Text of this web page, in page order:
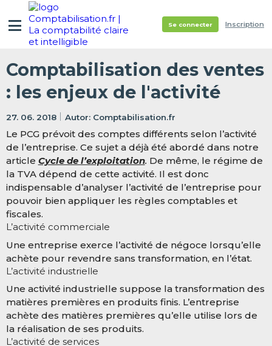
Se connecter Inscription
Comptabilisation des ventes
: les enjeux de l'activité
27. 06. 2018 Comptabilisation.fr
Le PCG prévoit des comptes différents selon l’activité
de l’entreprise. Ce sujet a déjà été abordé dans notre
article Cycle de l’exploitation. De même, le régime de
la TVA dépend de cette activité. Il est donc
indispensable d’analyser l’activité de l’entreprise pour
pouvoir bien appliquer les règles comptables et
fiscales.
L’activité commerciale
Une entreprise exerce l’activité de négoce lorsqu’elle
achète pour revendre sans transformation, en l’état.
L’activité industrielle
Une activité industrielle suppose la transformation des
matières premières en produits finis. L’entreprise
achète des matières premières qu’elle utilise lors de
la réalisation de ses produits.
L’activité de services